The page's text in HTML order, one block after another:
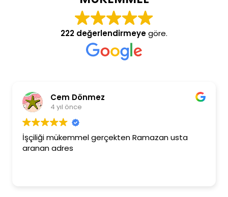
222 değerlendirmeyegöre.
Cem Dönmez
4 yıl önce
İşçiliği mükemmel gerçekten Ramazan usta
aranan adres